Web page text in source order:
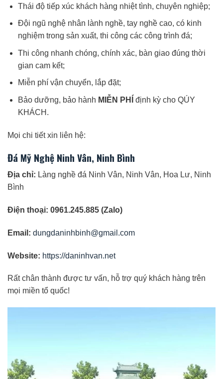
Thái độ tiếp xúc khách hàng nhiệt tình, chuyên nghiệp;
Đội ngũ nghệ nhân lành nghề, tay nghề cao, có kinh
nghiệm trong sản xuất, thi công các công trình đá;
Thi công nhanh chóng, chính xác, bàn giao đúng thời
gian cam kết;
Miễn phí vận chuyển, lắp đặt;
Bảo dưỡng, bảo hành MIỄN PHÍ
định kỳ cho QÚY
KHÁCH.
Mọi chi tiết xin liên hệ:
Đá Mỹ Nghệ Ninh Vân, Ninh Bình
Địa chỉ: Làng nghề đá Ninh Vân, Ninh Vân, Hoa Lư, Ninh
Bình
Điện thoại: 0961.245.885 (Zalo)
Email: dungdaninhbinh@gmail.com
Website: https://daninhvan.net
Rất chân thành được tư vấn, hỗ trợ quý khách hàng trên
mọi miền tổ quốc!